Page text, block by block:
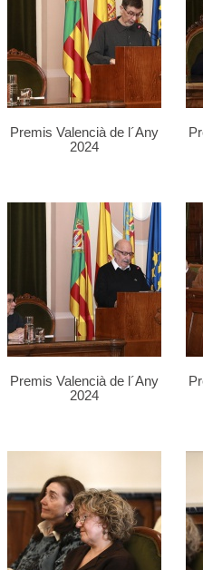
Premis Valencià de l´Any
2024
Premis Valencià de l´Any
2024